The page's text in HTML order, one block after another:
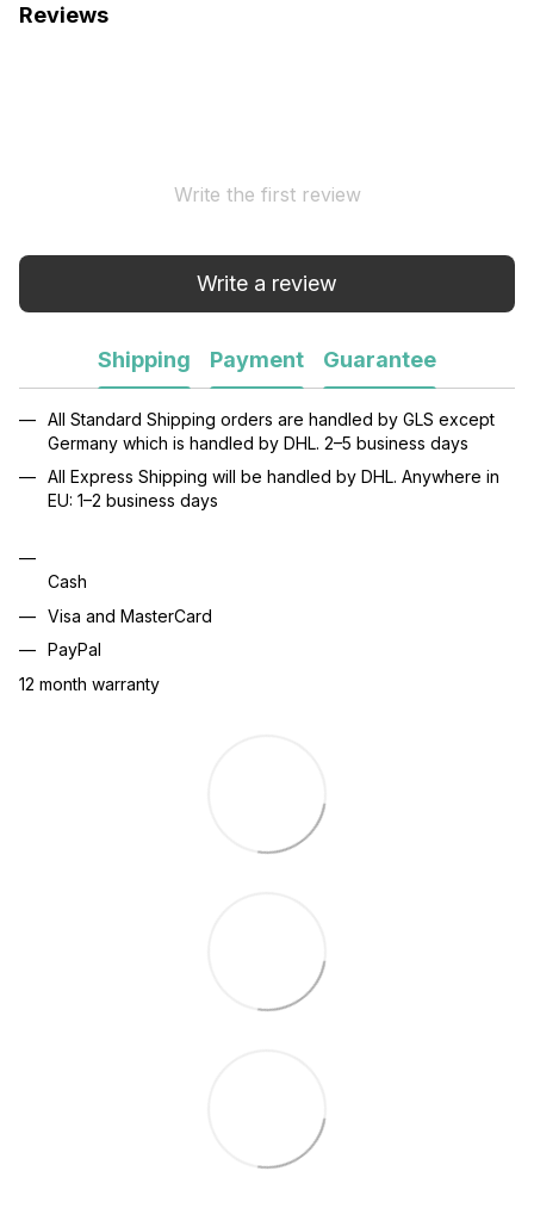
Reviews
Write the first review
Write a review
Shipping Payment Guarantee
All Standard Shipping orders are handled by GLS except
Germany which is handled by DHL. 2–5 business days
All Express Shipping will be handled by DHL. Anywhere in
EU: 1–2 business days
Cash
Visa and MasterCard
PayPal
12 month warranty